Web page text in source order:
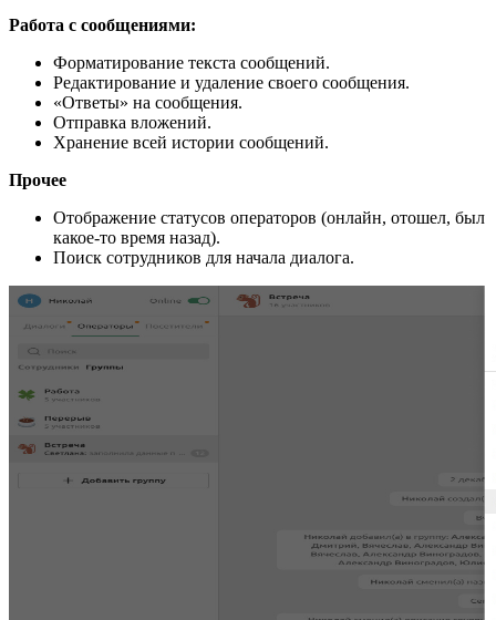
Работа с сообщениями:
Форматирование текста сообщений.
Редактирование и удаление своего сообщения.
«Ответы» на сообщения.
Отправка вложений.
Хранение всей истории сообщений.
Прочее
Отображение статусов операторов (онлайн, отошел, был
какое-то время назад).
Поиск сотрудников для начала диалога.